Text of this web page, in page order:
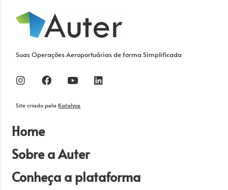
Suas Operações Aeroportuárias de forma Simplificada
Site criado pelaKatalyze
Home
Sobre a Auter
Conheça a plataforma